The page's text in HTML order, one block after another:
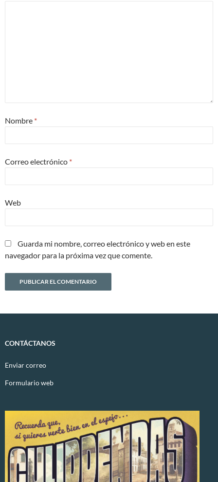
Nombre *
Correo electrónico *
Web
Guarda mi nombre, correo electrónico y web en este
navegador para la próxima vez que comente.
CONTÁCTANOS
Enviar correo
Formulario web